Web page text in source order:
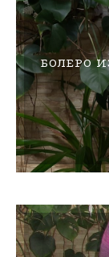
БОЛЕРО